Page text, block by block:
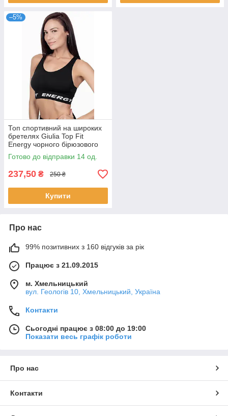
–5%
Топ спортивний на широких
бретелях Giulia Top Fit
Energy чорного бірюзового
синього кольорів розмір S/M
Готово до відправки 14 од.
237,50 ₴ 250 ₴
Купити
Про нас
99% позитивних з 160 відгуків за рік
Працює з 21.09.2015
м. Хмельницький
вул. Геологів 10, Хмельницький, Україна
Контакти
Сьогодні працює з 08:00 до 19:00
Показати весь графік роботи
Про нас
Контакти